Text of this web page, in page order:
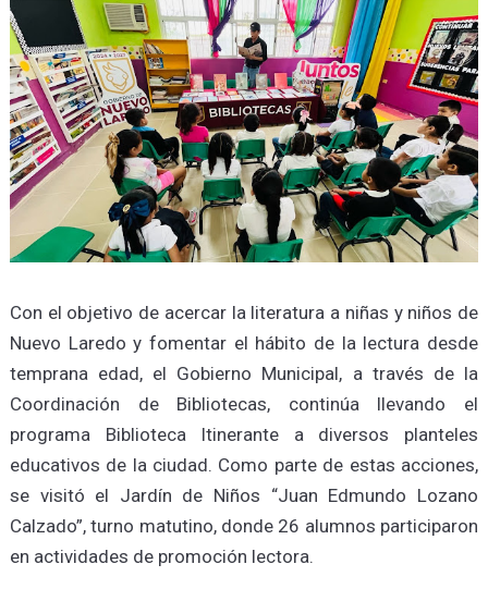
Con el objetivo de acercar la literatura a niñas y niños de
Nuevo Laredo y fomentar el hábito de la lectura desde
temprana edad, el Gobierno Municipal, a través de la
Coordinación de Bibliotecas, continúa llevando el
programa Biblioteca Itinerante a diversos planteles
educativos de la ciudad. Como parte de estas acciones,
se visitó el Jardín de Niños “Juan Edmundo Lozano
Calzado”, turno matutino, donde 26 alumnos participaron
en actividades de promoción lectora.